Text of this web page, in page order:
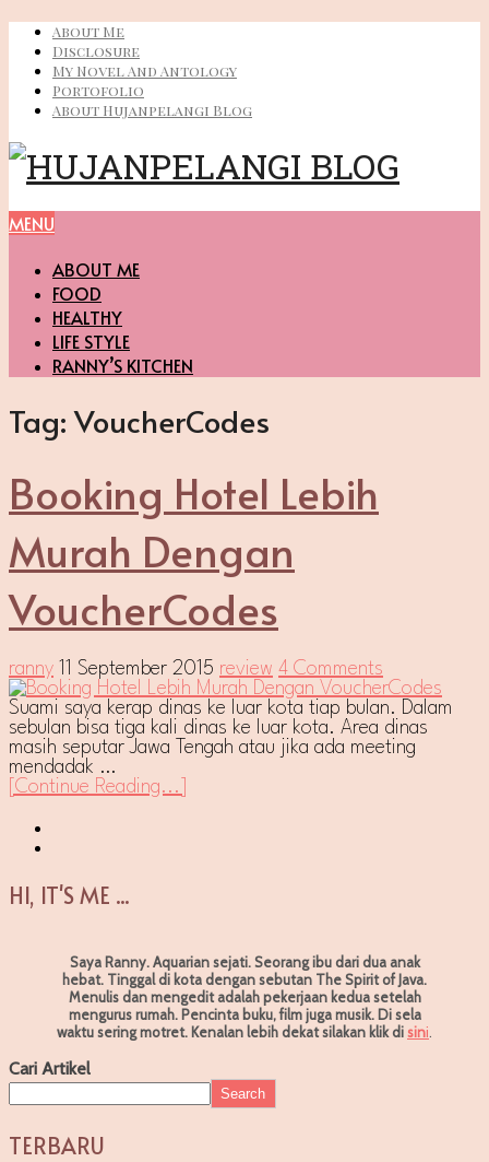
About Me
Disclosure
My Novel And Antology
Portofolio
About Hujanpelangi Blog
MENU
ABOUT ME
FOOD
HEALTHY
LIFE STYLE
RANNY’S KITCHEN
Tag:VoucherCodes
Booking Hotel Lebih
Murah Dengan
VoucherCodes
ranny 11 September 2015 review 4 Comments
Suami saya kerap dinas ke luar kota tiap bulan. Dalam
sebulan bisa tiga kali dinas ke luar kota. Area dinas
masih seputar Jawa Tengah atau jika ada meeting
mendadak …
[Continue Reading...]
HI, IT'S ME ...
Saya Ranny. Aquarian sejati. Seorang ibu dari dua anak
hebat. Tinggal di kota dengan sebutan The Spirit of Java.
Menulis dan mengedit adalah pekerjaan kedua setelah
mengurus rumah. Pencinta buku, film juga musik. Di sela
waktu sering motret. Kenalan lebih dekat silakan klik disini
Cari Artikel
Search
TERBARU